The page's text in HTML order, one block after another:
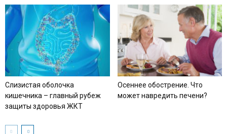
Слизистая оболочка
кишечника – главный рубеж
защиты здоровья ЖКТ
Осеннее обострение. Что
может навредить печени?